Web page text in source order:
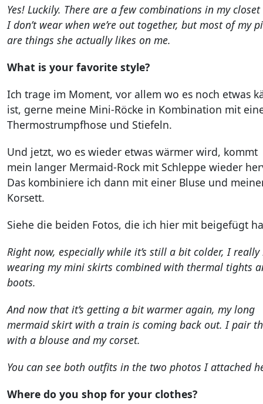
Yes! Luckily. There are a few combinations in my
I don’t wear when we’re out together, but most of my
are things she actually likes on me.
What is your favorite style?
Ich trage im Moment, vor allem wo es noch etwas
ist, gerne meine Mini-Röcke in Kombination mit
Thermostrumpfhose und Stiefeln.
Und jetzt, wo es wieder etwas wärmer wird, kommt
mein langer Mermaid-Rock mit Schleppe wieder
Das kombiniere ich dann mit einer Bluse und
Korsett.
Siehe die beiden Fotos, die ich hier mit beigefügt
Right now, especially while it’s still a bit colder, I really
wearing my mini skirts combined with thermal tights
boots.
And now that it’s getting a bit warmer again, my long
mermaid skirt with a train is coming back out. I pair
with a blouse and my corset.
You can see both outfits in the two photos I attached
Where do you shop for your clothes?